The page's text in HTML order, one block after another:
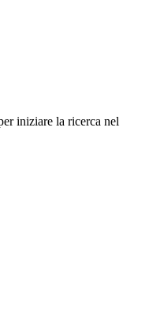
iniziare la ricerca nel